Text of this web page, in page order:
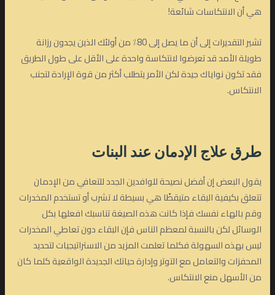
هي أن الانتكاسات شائعة!
تشير التقديرات إلى أن ما يصل إلى 80٪ من أولئك الذين يجدون رزانة
طويلة الأمد قد تعرضوا لانتكاسة واحدة على الأقل على طول الطريق
فقد تكون نواياك جيدة لكن الأمر يتطلب أكثر من قوة الإرادة لتجنب
الانتكاس.
طرق علاج الإدمان عند البنات
يقول البعض إن أفضل نصيحة للوافدين الجدد للتعافي من الإدمان
تتعلق بكيفية البقاء متيقظًا هي بسيطة لا تشرب أو تستخدم المخدرات
وقم بالهاء نفسك فإذا كانت هذه الصيغة تناسبك افعلها بكل
الوسائل لكن بالنسبة لمعظم الناس فإن البقاء دون تعاطي المخدرات
ليس بهذه السهولة فكلما تعلمت المزيد من الاستراتيجيات لتحديد
المحفزات والتعامل مع التوتر وإدارة حياتك الجديدة الواقعية كلما كان
من الأسهل منع الانتكاس.